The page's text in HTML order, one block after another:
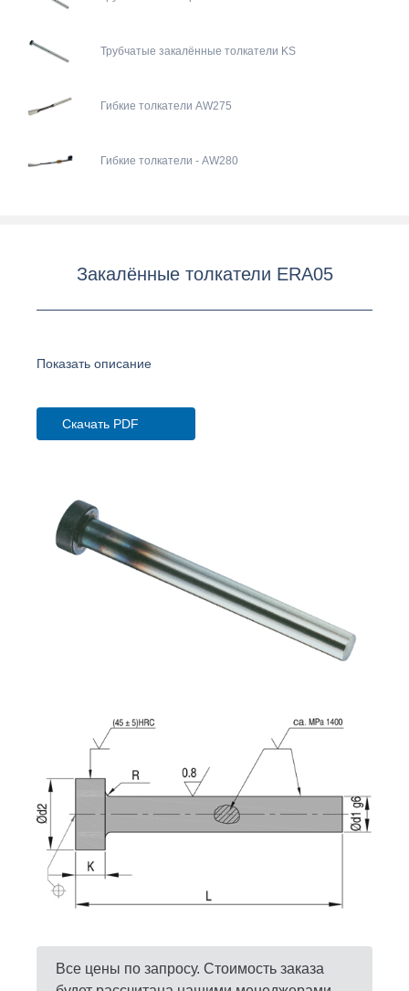
Трубчатые закалённые толкатели KS
Гибкие толкатели AW275
Гибкие толкатели - AW280
Закалённые толкатели ERA05
Показать описание
Скачать PDF
Все цены по запросу. Стоимость заказа